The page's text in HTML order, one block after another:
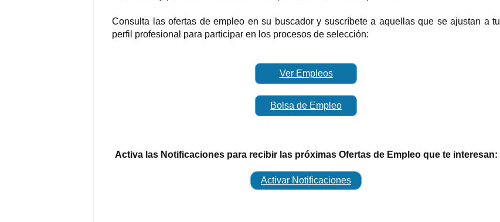
Consulta las ofertas de empleo en su buscador y suscríbete a aquellas que se ajustan a tu
perfil profesional para participar en los procesos de selección:
Ver Empleos
Bolsa de Empleo
Activa las Notificaciones para recibir las próximas Ofertas de Empleo que te interesan:
Activar Notificaciones